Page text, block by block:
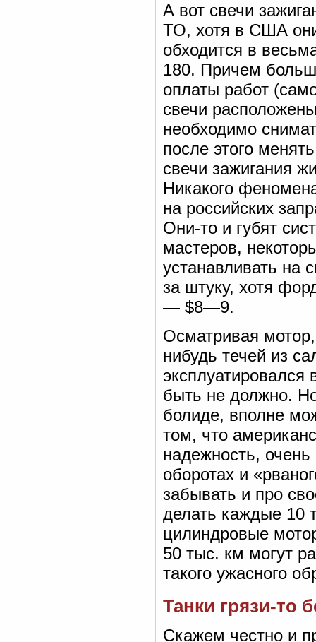
А вот свечи
ТО, хотя в США
обходится в
180. Причем
оплаты работ
свечи
необходимо
после этого
свечи зажигания
Никакого
на российских
Они-то и губят
мастеров,
устанавливать на
за штуку, хотя
— $8—9.
Осматривая
нибудь течей из
быть не должно.
болиде, вполне
том, что
надежность,
оборотах и
забывать и про
делать каждые 10
цилиндровые
50 тыс. км могут
такого ужасного
Танки грязи-то
Скажем честно и